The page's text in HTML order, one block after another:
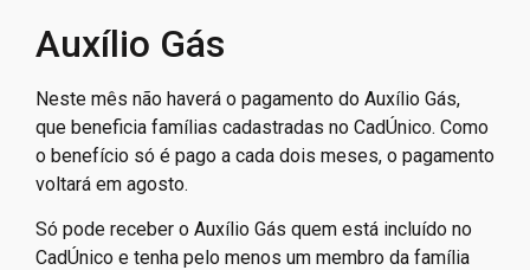
Auxílio Gás
Neste mês não haverá o pagamento do Auxílio Gás,
que beneficia famílias cadastradas no CadÚnico. Como
o benefício só é pago a cada dois meses, o pagamento
Só pode receber o Auxílio Gás quem está incluído no